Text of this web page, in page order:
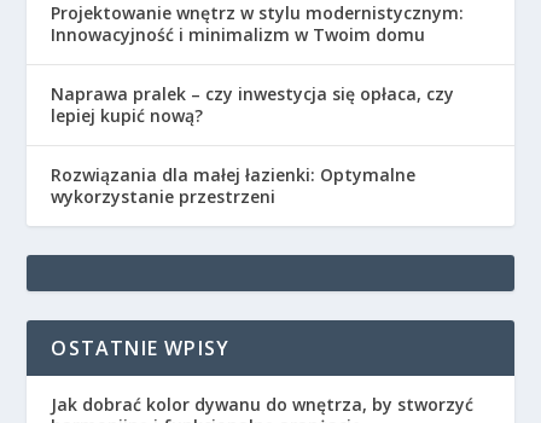
Projektowanie wnętrz w stylu modernistycznym:
Innowacyjność i minimalizm w Twoim domu
Naprawa pralek – czy inwestycja się opłaca, czy
lepiej kupić nową?
Rozwiązania dla małej łazienki: Optymalne
wykorzystanie przestrzeni
OSTATNIE WPISY
Jak dobrać kolor dywanu do wnętrza, by stworzyć